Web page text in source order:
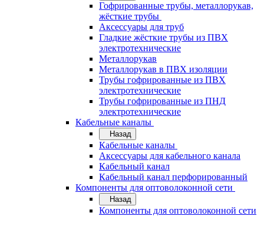
Гофрированные трубы, металлорукав,
жёсткие трубы
Аксессуары для труб
Гладкие жёсткие трубы из ПВХ
электротехнические
Металлорукав
Металлорукав в ПВХ изоляции
Трубы гофрированные из ПВХ
электротехнические
Трубы гофрированные из ПНД
электротехнические
Кабельные каналы
Назад
Кабельные каналы
Аксессуары для кабельного канала
Кабельный канал
Кабельный канал перфорированный
Компоненты для оптоволоконной сети
Назад
Компоненты для оптоволоконной сети